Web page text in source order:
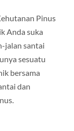
Pinus
Anda suka
jalan santai
sesuatu
bersama
dan